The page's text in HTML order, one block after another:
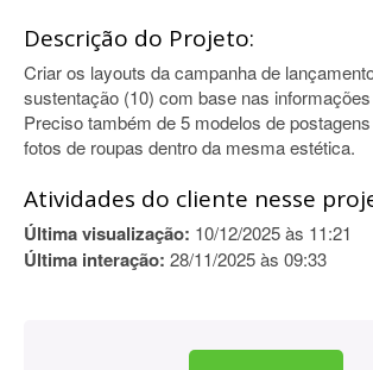
Descrição do Projeto:
Criar os layouts da campanha de
sustentação (10) com base nas
Preciso também de 5 modelos de
fotos de roupas dentro da mesma estética.
Atividades do cliente nesse
Última visualização: 10/12/2025 às 11:21
Última interação: 28/11/2025 às 09:33